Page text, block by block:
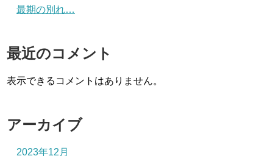
最期の別れ…
最近のコメント
表示できるコメントはありません。
アーカイブ
2023年12月